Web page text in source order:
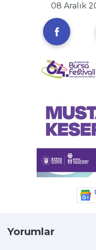
08 Aralık
Yorumlar